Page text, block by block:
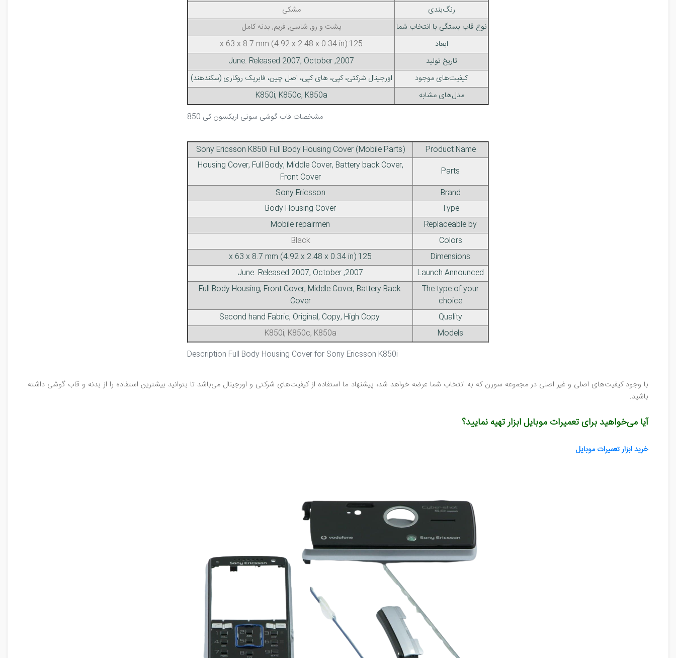
مشخصات قاب گوشی سونی اریکسون کی 850
رنگ‌بندی
مشکی
نوع قاب بستگی با انتخاب شما
پشت و رو, شاسی, فریم, بدنه کامل
ابعاد
125 x 63 x 8.7 mm (4.92 x 2.48 x 0.34 in)
تاریخ تولید
2007, June. Released 2007, October
کیفیت‌های موجود
اورجینال شرکتی، کپی، های کپی، اصل چین، فابریک روکاری (سکند‌هند)
مدل‌های مشابه
K850i, K850c, K850a
Product Name
Sony Ericsson K850i Full Body Housing Cover (Mobile Parts)
Parts
Housing Cover, Full Body, Middle Cover, Battery back Cover,
Front Cover
Brand
Sony Ericsson
Type
Body Housing Cover
Replaceable by
Mobile repairmen
Colors
Black
Dimensions
125 x 63 x 8.7 mm (4.92 x 2.48 x 0.34 in)
Launch Announced
2007, June. Released 2007, October
The type of your
choice
Full Body Housing, Front Cover, Middle Cover, Battery Back
Cover
Quality
Second hand Fabric, Original, Copy, High Copy
Models
K850i, K850c, K850a
با وجود کیفیت‌های اصلی و غیر اصلی در مجموعه سورن که به انتخاب شما عرضه خواهد شد، پیشنهاد ما استفاده از کیفیت‌های شرکتی و اورجینال می‌باشد تا بتوانید بیشترین استفاده را از بدنه و قاب گوشی داشته
باشید.
آیا می‌خواهید برای تعمیرات موبایل ابزار تهیه نمایید؟
خرید ابزار تعمیرات موبایل